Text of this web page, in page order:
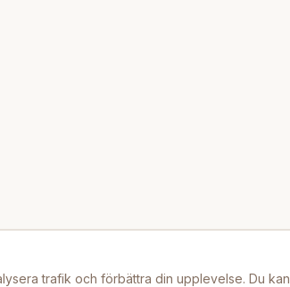
trafik och förbättra din upplevelse. Du kan